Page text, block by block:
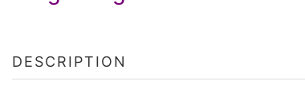
DESCRIPTION